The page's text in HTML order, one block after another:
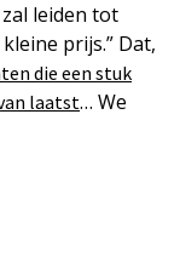
leiden tot
prijs.” Dat,
die een stuk
laatst… We